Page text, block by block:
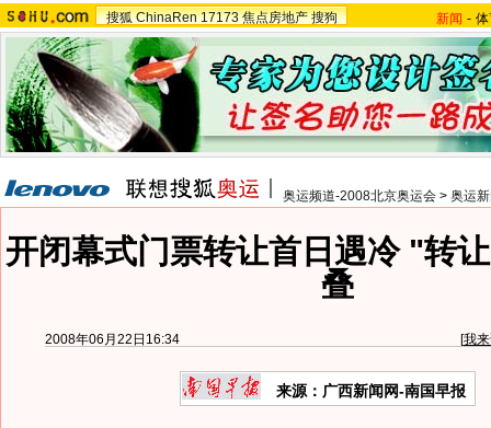
搜狐 ChinaRen 17173 焦点房地产 搜狗 新闻 -
奥运频道-2008北京奥运会 > 奥运
开闭幕式门票转让首日遇冷 "转
叠
2008年06月22日16:34 [我
来源：广西新闻网-南国早报